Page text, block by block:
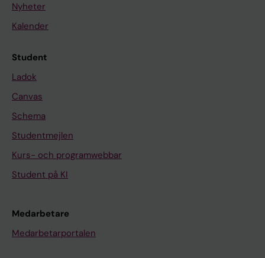
Nyheter
Kalender
Student
Ladok
Canvas
Schema
Studentmejlen
Kurs- och programwebbar
Student på KI
Medarbetare
Medarbetarportalen